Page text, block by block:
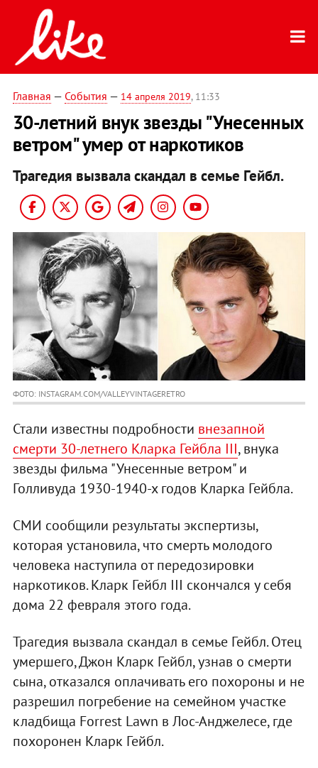
Главная — События — 14 апреля 2019, 11:33
30-летний внук звезды "Унесенных
ветром" умер от наркотиков
Трагедия вызвала скандал в семье Гейбл.
ФОТО: INSTAGRAM.COM/VALLEYVINTAGERETRO
Стали известны подробности внезапной
смерти 30-летнего Кларка Гейбла III, внука
звезды фильма "Унесенные ветром" и
Голливуда 1930-1940-х годов Кларка Гейбла.
СМИ сообщили результаты экспертизы,
которая установила, что смерть молодого
человека наступила от передозировки
наркотиков. Кларк Гейбл III скончался у себя
дома 22 февраля этого года.
Трагедия вызвала скандал в семье Гейбл. Отец
умершего, Джон Кларк Гейбл, узнав о смерти
сына, отказался оплачивать его похороны и не
разрешил погребение на семейном участке
кладбища Forrest Lawn в Лос-Анджелесе, где
похоронен Кларк Гейбл.